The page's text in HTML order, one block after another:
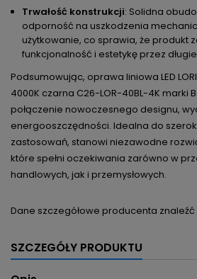
Trwałość konstrukcji: Solidna
odporność na uszkodzenia
użytkowanie, co sprawia, że produkt
funkcjonalność i estetykę przez
Podsumowując, oprawa liniowa LED
4000K czarna C26-LOR-40BL-4K marki
połączenie nowoczesnego designu,
energooszczędności. Idealna do
zastosowań, stanowi niezawodne
które spełni oczekiwania zarówno w
handlowych, jak i przemysłowych.
Dane szczegółowe producenta znaleźć
SZCZEGÓŁY PRODUKTU